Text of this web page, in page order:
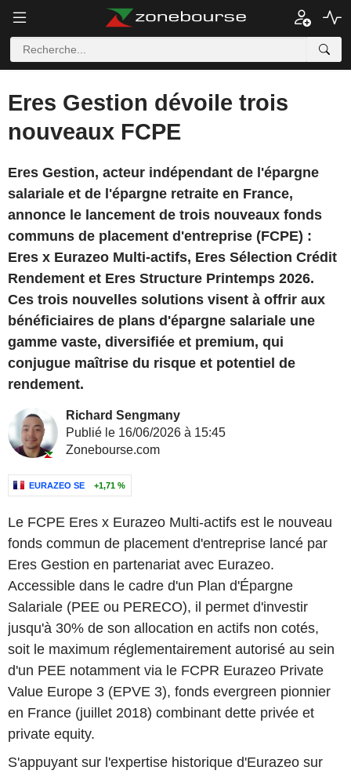
Eres Gestion dévoile trois
nouveaux FCPE
Eres Gestion, acteur indépendant de l'épargne
salariale et de l'épargne retraite en France,
annonce le lancement de trois nouveaux fonds
communs de placement d'entreprise (FCPE) :
Eres x Eurazeo Multi-actifs, Eres Sélection Crédit
Rendement et Eres Structure Printemps 2026.
Ces trois nouvelles solutions visent à offrir aux
bénéficiaires de plans d'épargne salariale une
gamme vaste, diversifiée et premium, qui
conjugue maîtrise du risque et potentiel de
rendement.
Richard Sengmany
Publié le 16/06/2026 à 15:45
Zonebourse.com
EURAZEO SE +1,71 %
Le FCPE Eres x Eurazeo Multi-actifs est le nouveau
fonds commun de placement d'entreprise lancé par
Eres Gestion en partenariat avec Eurazeo.
Accessible dans le cadre d'un Plan d'Épargne
Salariale (PEE ou PERECO), il permet d'investir
jusqu'à 30% de son allocation en actifs non cotés,
soit le maximum réglementairement autorisé au sein
d'un PEE notamment via le FCPR Eurazeo Private
Value Europe 3 (EPVE 3), fonds evergreen pionnier
en France (juillet 2018) combinant dette privée et
private equity.
S'appuyant sur l'expertise historique d'Eurazeo sur